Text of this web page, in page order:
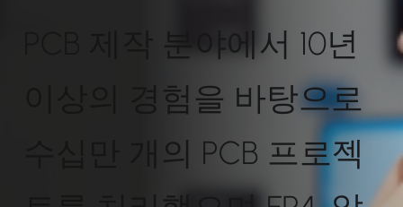
PCB 제작 분야에서 10년
이상의 경험을 바탕으로
수십만 개의 PCB 프로젝